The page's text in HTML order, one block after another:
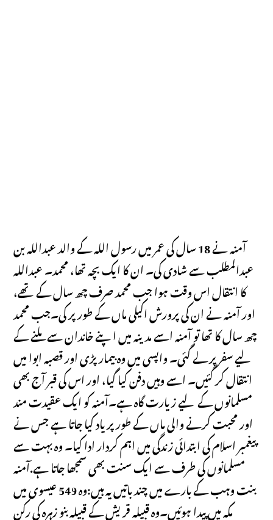
آمنہ نے 18 سال کی عمر میں رسول اللہ کے والد عبداللہ بن
عبدالمطلب سے شادی کی۔ ان کا ایک بچہ تھا، محمد۔ عبداللہ
کا انتقال اس وقت ہوا جب محمد صرف چھ سال کے تھے،
اور آمنہ نے ان کی پرورش اکیلی ماں کے طور پر کی۔جب محمد
چھ سال کا تھا تو آمنہ اسے مدینہ میں اپنے خاندان سے ملنے کے
لیے سفر پر لے گئی۔ واپسی میں وہ بیمار پڑی اور قصبہ ابوا میں
انتقال کر گئیں۔ اسے وہیں دفن کیا گیا، اور اس کی قبر آج بھی
مسلمانوں کے لیے زیارت گاہ ہے۔آمنہ کو ایک عقیدت مند
اور محبت کرنے والی ماں کے طور پر یاد کیا جاتا ہے جس نے
پیغمبر اسلام کی ابتدائی زندگی میں اہم کردار ادا کیا۔ وہ بہت سے
مسلمانوں کی طرف سے ایک سنت بھی سمجھا جاتا ہے.آمنہ
بنت وہب کے بارے میں چند باتیں یہ ہیں:وہ 549 عیسوی میں
مکہ میں پیدا ہوئیں۔وہ قبیلہ قریش کے قبیلہ بنو زہرہ کی رکن